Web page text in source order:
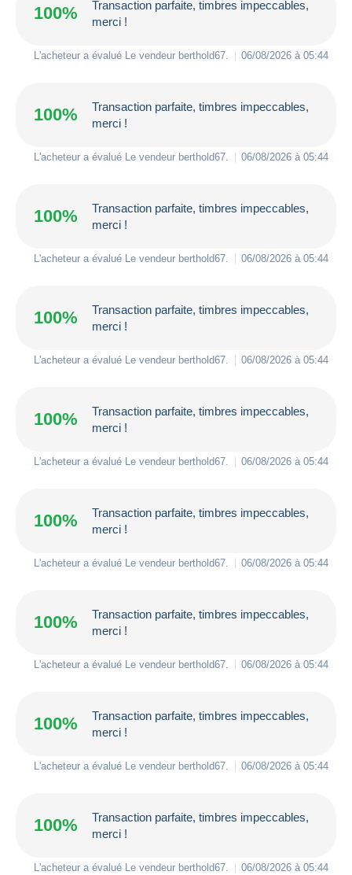
100%
Transaction parfaite, timbres impeccables,
merci !
L'acheteur a évalué Le vendeur berthold67. 06/08/2026 à 05:44
100%
Transaction parfaite, timbres impeccables,
merci !
L'acheteur a évalué Le vendeur berthold67. 06/08/2026 à 05:44
100%
Transaction parfaite, timbres impeccables,
merci !
L'acheteur a évalué Le vendeur berthold67. 06/08/2026 à 05:44
100%
Transaction parfaite, timbres impeccables,
merci !
L'acheteur a évalué Le vendeur berthold67. 06/08/2026 à 05:44
100%
Transaction parfaite, timbres impeccables,
merci !
L'acheteur a évalué Le vendeur berthold67. 06/08/2026 à 05:44
100%
Transaction parfaite, timbres impeccables,
merci !
L'acheteur a évalué Le vendeur berthold67. 06/08/2026 à 05:44
100%
Transaction parfaite, timbres impeccables,
merci !
L'acheteur a évalué Le vendeur berthold67. 06/08/2026 à 05:44
100%
Transaction parfaite, timbres impeccables,
merci !
L'acheteur a évalué Le vendeur berthold67. 06/08/2026 à 05:44
100%
Transaction parfaite, timbres impeccables,
merci !
L'acheteur a évalué Le vendeur berthold67. 06/08/2026 à 05:44